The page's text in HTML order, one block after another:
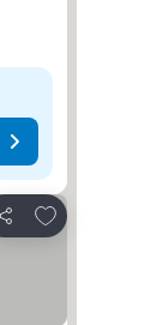
Paylaş
Favorilerime